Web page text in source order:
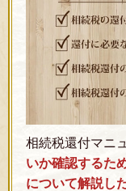
相続税還付マニ
いか確認するた
について解説し